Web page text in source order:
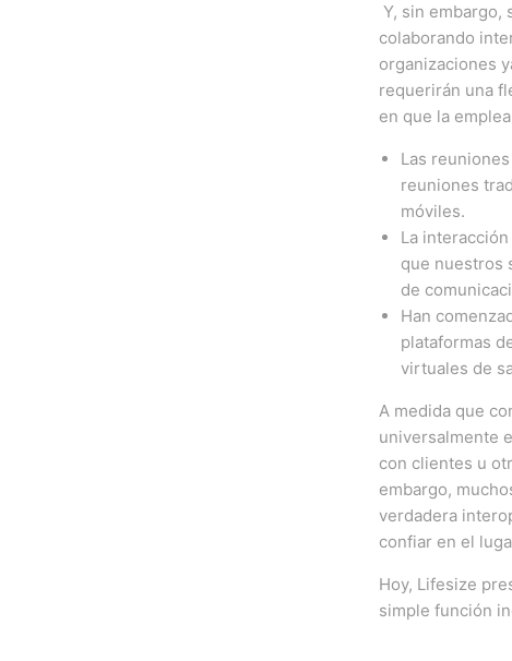
Y, sin embargo,
colaborando
organizaciones
requerirán una
en que la
Las
reuniones
móviles.
La
que nuestros
de
Han
plataformas
virtuales de
A medida que
universalmente
con clientes u
embargo,
verdadera
confiar en el
Hoy, Lifesize
simple función